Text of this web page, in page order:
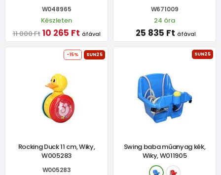
W048965
Készleten
11 000 Ft 10 265 Ft áfával
W671009
24 óra
25 835 Ft áfával
-15% SUN25
Rocking Duck 11 cm, Wiky,
W005283
W005283
SUN25
Swing baba műanyag kék,
Wiky, W011905